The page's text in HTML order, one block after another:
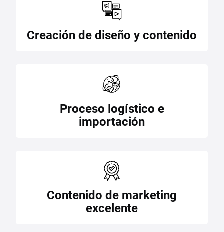
Creación de diseño y contenido
Proceso logístico e
importación
Contenido de marketing
excelente